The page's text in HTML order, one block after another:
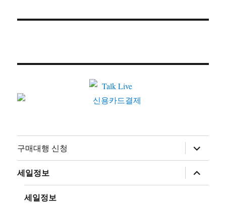
구매대행 신청
위
메
뉴
확
장
세일정보
위
메
세일정보